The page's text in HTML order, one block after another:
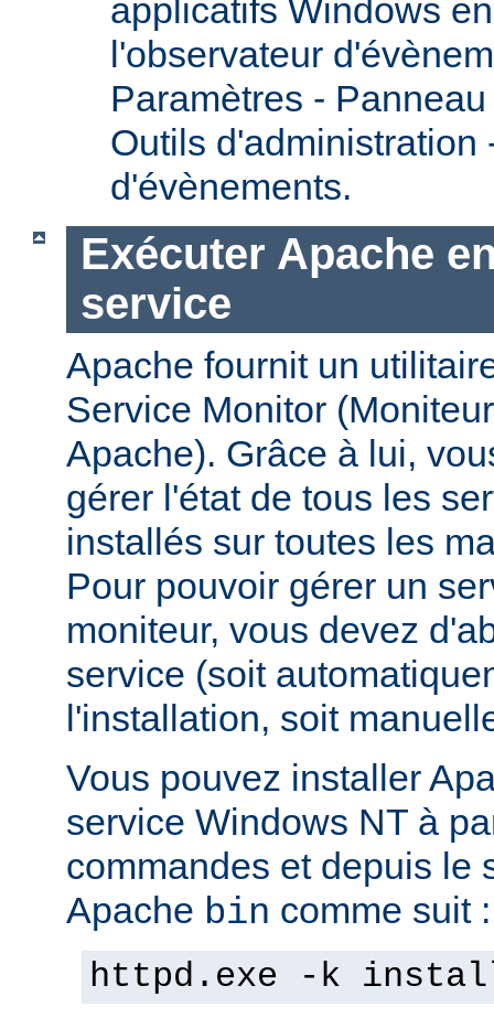
applicatifs Windows
l'observateur
Paramètres -
Outils d'administration
d'évènements.
Exécuter Apache
service
Apache fournit un
Service Monitor
Apache). Grâce à lui,
gérer l'état de tous les
installés sur toutes les
Pour pouvoir gérer un
moniteur, vous devez
service (soit
l'installation, soit
Vous pouvez installer
service Windows NT à
commandes et depuis le
Apache bin comme suit :
httpd.exe -k